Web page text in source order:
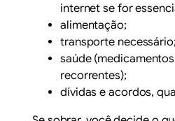
internet se for
alimentação;
transporte
saúde
recorrentes);
dívidas e acordos,